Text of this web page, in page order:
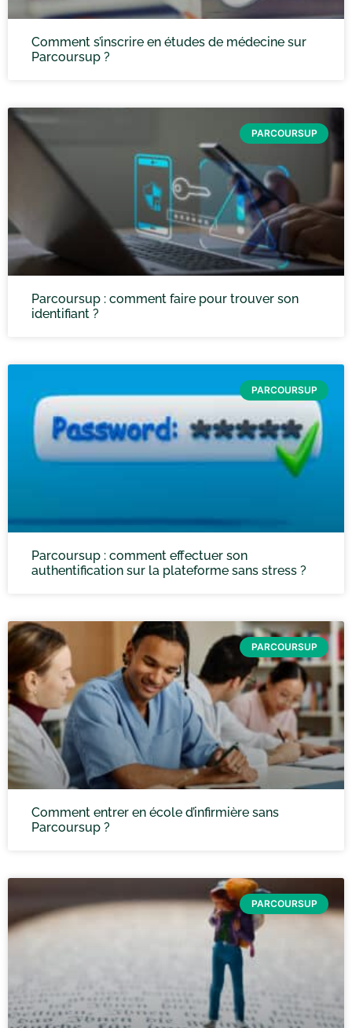
Comment s’inscrire en études de médecine sur
Parcoursup ?
PARCOURSUP
Parcoursup : comment faire pour trouver son
identifiant ?
PARCOURSUP
Parcoursup : comment effectuer son
authentification sur la plateforme sans stress ?
PARCOURSUP
Comment entrer en école d’infirmière sans
Parcoursup ?
PARCOURSUP